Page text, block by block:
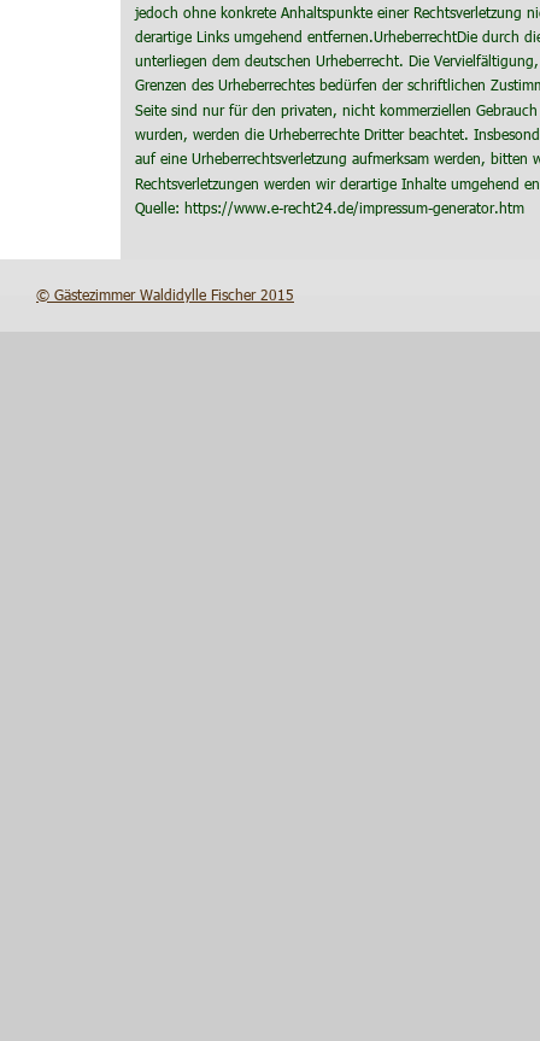
© Gästezimmer Waldidylle Fischer 2015
jedoch ohne konkrete Anhaltspunkte einer Rechtsverletzung
derartige Links umgehend entfernen.UrheberrechtDie durch
unterliegen dem deutschen Urheberrecht. Die
Grenzen des Urheberrechtes bedürfen der schriftlichen
Seite sind nur für den privaten, nicht kommerziellen
wurden, werden die Urheberrechte Dritter beachtet.
auf eine Urheberrechtsverletzung aufmerksam werden,
Rechtsverletzungen werden wir derartige Inhalte umgehend
Quelle: https://www.e-recht24.de/impressum-generator.htm